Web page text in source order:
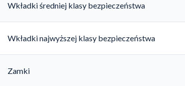
Wkładki średniej klasy bezpieczeństwa
Wkładki najwyższej klasy bezpieczeństwa
Zamki